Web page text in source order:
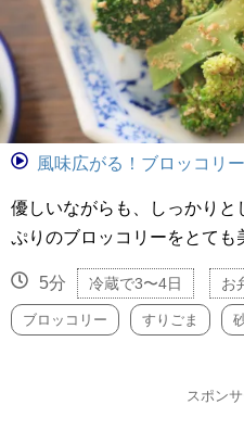
風味広がる！ブロッコリ
優しいながらも、しっかりと
ぷりのブロッコリーをとても
5分 冷蔵で3〜4日 お
ブロッコリー すりごま
スポン